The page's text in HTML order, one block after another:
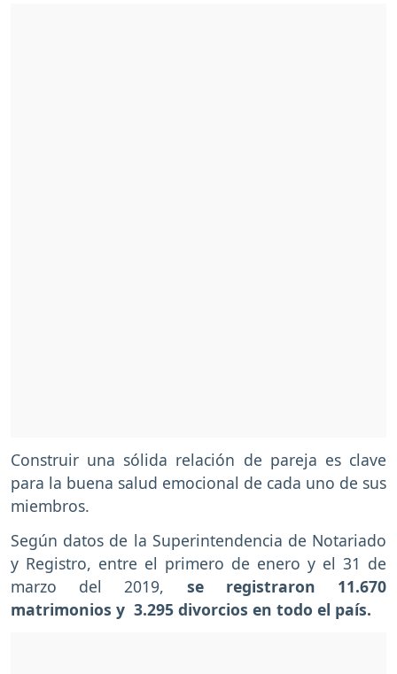
Construir una sólida relación de pareja es clave
para la buena salud emocional de cada uno de sus
miembros.
Según datos de la Superintendencia de Notariado
y Registro, entre el primero de enero y el 31 de
marzo del 2019, se registraron 11.670
matrimonios y 3.295 divorcios en todo el país.